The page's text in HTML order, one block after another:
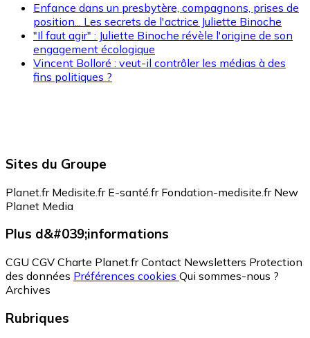
Enfance dans un presbytère, compagnons, prises de
position... Les secrets de l'actrice Juliette Binoche
"Il faut agir" : Juliette Binoche révèle l'origine de son
engagement écologique
Vincent Bolloré : veut-il contrôler les médias à des
fins politiques ?
Sites du Groupe
Planet.fr Medisite.fr E-santé.fr Fondation-medisite.fr New
Planet Media
Plus d&#039;informations
CGU CGV Charte Planet.fr Contact Newsletters Protection
des données Préférences cookies Qui sommes-nous ?
Archives
Rubriques